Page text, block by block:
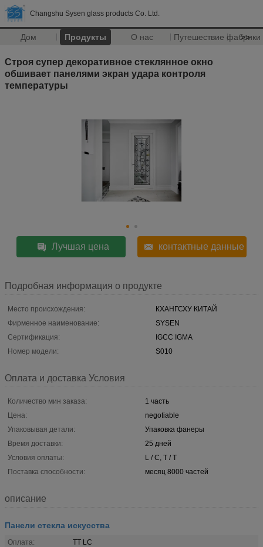
Changshu Sysen glass products Co. Ltd.
Дом Продукты О нас Путешествие фабрики
>>
Строя супер декоративное стеклянное окно
обшивает панелями экран удара контроля
температуры
Лучшая цена контактные данные
Подробная информация о продукте
Место происхождения:
КХАНГСХУ КИТАЙ
Фирменное наименование:
SYSEN
Сертификация:
IGCC IGMA
Номер модели:
S010
Оплата и доставка Условия
Количество мин заказа:
1 часть
Цена:
negotiable
Упаковывая детали:
Упаковка фанеры
Время доставки:
25 дней
Условия оплаты:
L / C, T / T
Поставка способности:
месяц 8000 частей
описание
Панели стекла искусства
Оплата:
TT LC